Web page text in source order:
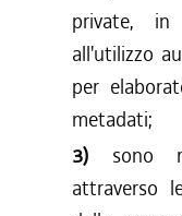
private,
all'utilizzo
per
metadati;
3) sono
attraverso